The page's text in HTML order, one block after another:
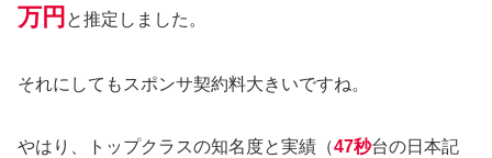
万円 と推定しました。
それにしてもスポンサ契約料大きいですね。
やはり、トップクラスの知名度と実績（47秒台の日本記